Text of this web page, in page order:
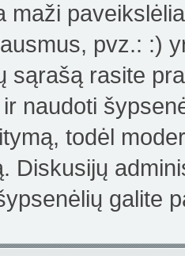
maži
pvz.: :)
sąrašą rasite
naudoti
todėl
Diskusijų
galite